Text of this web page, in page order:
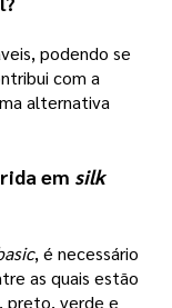
podendo se
com a
alternativa
em silk
, é necessário
as quais estão
preto, verde e